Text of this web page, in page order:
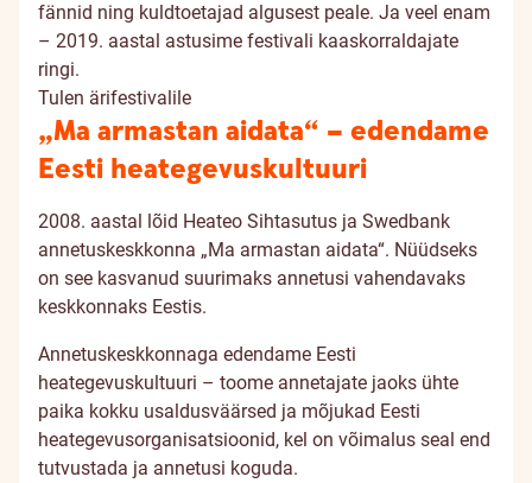
fännid ning kuldtoetajad algusest peale. Ja veel enam
– 2019. aastal astusime festivali kaaskorraldajate
ringi.
Tulen ärifestivalile
„Ma armastan aidata“ – edendame
Eesti heategevuskultuuri
2008. aastal lõid Heateo Sihtasutus ja Swedbank
annetuskeskkonna „Ma armastan aidata“. Nüüdseks
on see kasvanud suurimaks annetusi vahendavaks
keskkonnaks Eestis.
Annetuskeskkonnaga edendame Eesti
heategevuskultuuri – toome annetajate jaoks ühte
paika kokku usaldusväärsed ja mõjukad Eesti
heategevusorganisatsioonid, kel on võimalus seal end
tutvustada ja annetusi koguda.